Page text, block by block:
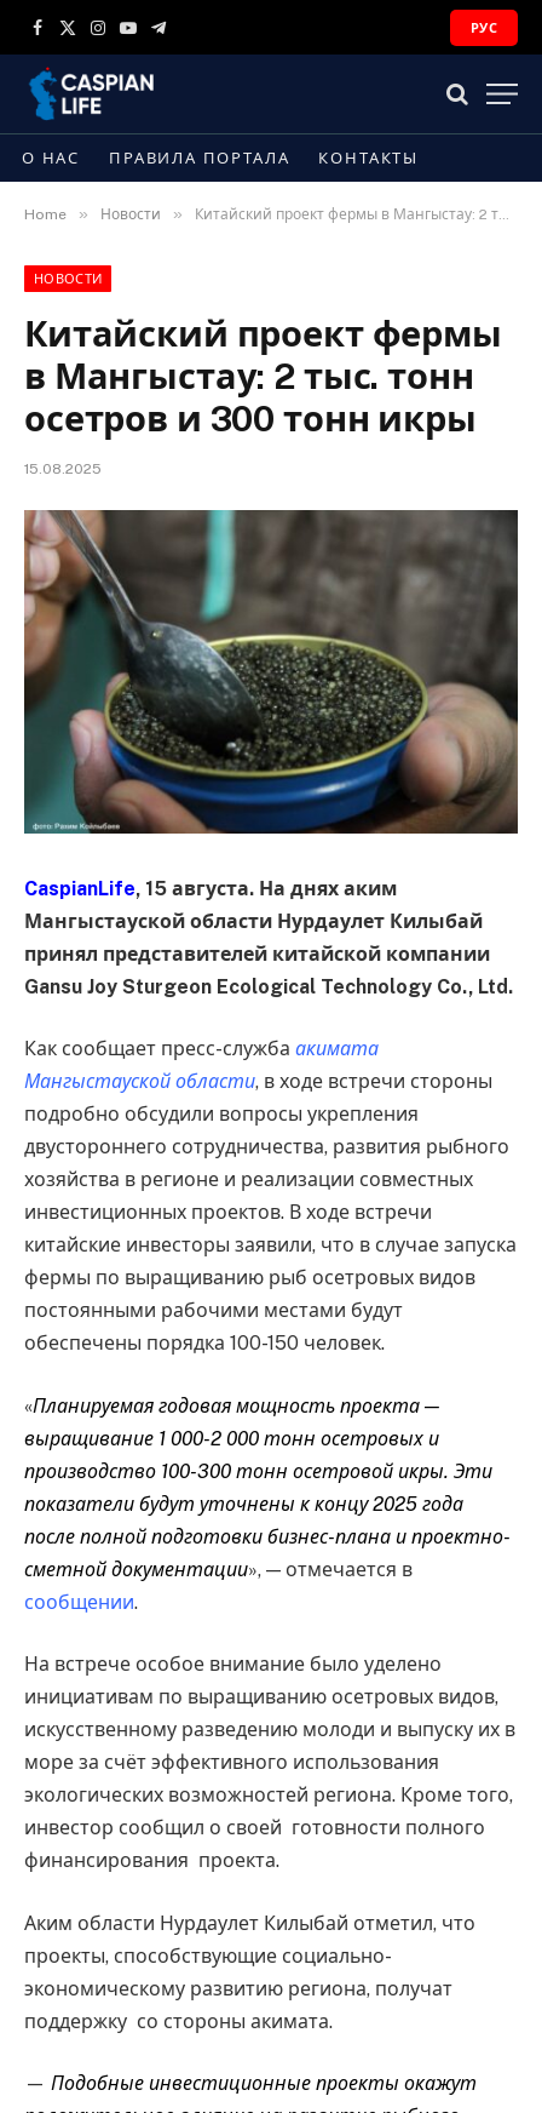
Facebook
X
Instagram
YouTubeTelegram
РУС
О НАС ПРАВИЛА ПОРТАЛА КОНТАКТЫ
Home » Новости » Китайский проект фермы в Мангыстау: 2 тыс. тонн осетров и 300 тонн икры
НОВОСТИ
Китайский проект фермы
в Мангыстау: 2 тыс. тонн
осетров и 300 тонн икры
15.08.2025
CaspianLife, 15 августа. На днях аким
Мангыстауской области Нурдаулет Килыбай
принял представителей китайской компании
Gansu Joy Sturgeon Ecological Technology Co., Ltd.
Как сообщает пресс-служба акимата
Мангыстауской области, в ходе встречи стороны
подробно обсудили вопросы укрепления
двустороннего сотрудничества, развития рыбного
хозяйства в регионе и реализации совместных
инвестиционных проектов. В ходе встречи
китайские инвесторы заявили, что в случае запуска
фермы по выращиванию рыб осетровых видов
постоянными рабочими местами будут
обеспечены порядка 100-150 человек.
«Планируемая годовая мощность проекта —
выращивание 1 000-2 000 тонн осетровых и
производство 100-300 тонн осетровой икры. Эти
показатели будут уточнены к концу 2025 года
после полной подготовки бизнес-плана и проектно-
сметной документации», — отмечается в
сообщении.
На встрече особое внимание было уделено
инициативам по выращиванию осетровых видов,
искусственному разведению молоди и выпуску их в
море за счёт эффективного использования
экологических возможностей региона. Кроме того,
инвестор сообщил о своей готовности полного
финансирования проекта.
Аким области Нурдаулет Килыбай отметил, что
проекты, способствующие социально-
экономическому развитию региона, получат
поддержку со стороны акимата.
— Подобные инвестиционные проекты окажут